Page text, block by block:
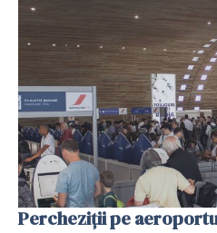
Percheziții pe